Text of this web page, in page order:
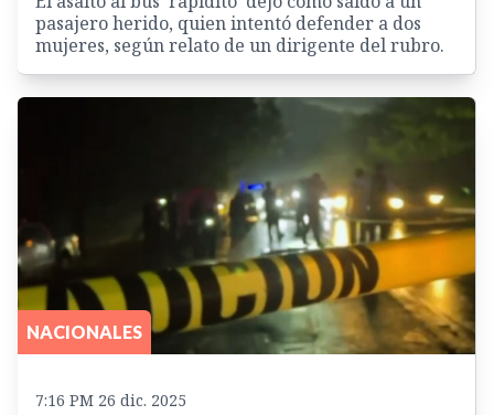
pasajero herido, quien intentó defender a dos
mujeres, según relato de un dirigente del rubro.
NACIONALES
7:16 PM 26 dic. 2025